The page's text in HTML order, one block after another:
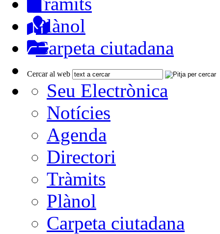
Plànol
Carpeta ciutadana
Cercar al web
Seu Electrònica
Notícies
Agenda
Directori
Tràmits
Plànol
Carpeta ciutadana